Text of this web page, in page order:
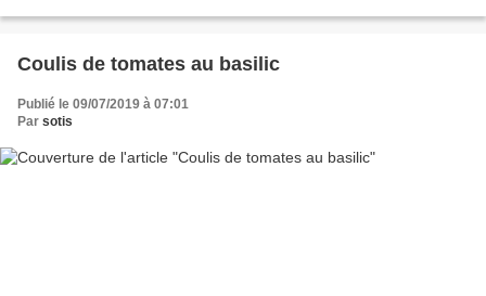
Coulis de tomates au basilic
Publié le 09/07/2019 à 07:01
Par sotis